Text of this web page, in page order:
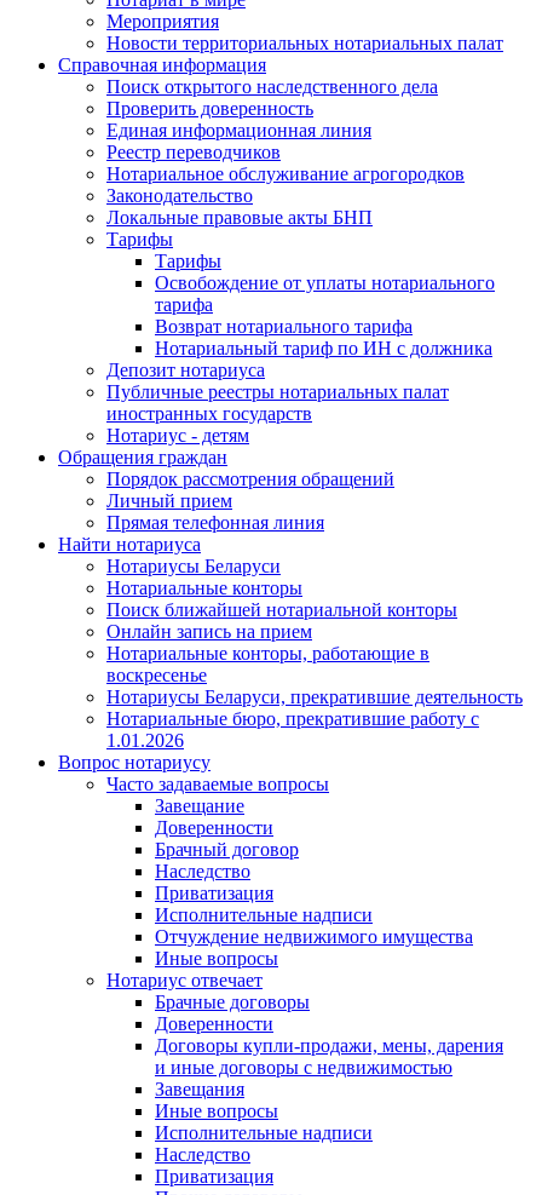
Мероприятия
Новости территориальных нотариальных палат
Справочная информация
Поиск открытого наследственного дела
Проверить доверенность
Единая информационная линия
Реестр переводчиков
Нотариальное обслуживание агрогородков
Законодательство
Локальные правовые акты БНП
Тарифы
Тарифы
Освобождение от уплаты нотариального
тарифа
Возврат нотариального тарифа
Нотариальный тариф по ИН с должника
Депозит нотариуса
Публичные реестры нотариальных палат
иностранных государств
Нотариус - детям
Обращения граждан
Порядок рассмотрения обращений
Личный прием
Прямая телефонная линия
Найти нотариуса
Нотариусы Беларуси
Нотариальные конторы
Поиск ближайшей нотариальной конторы
Онлайн запись на прием
Нотариальные конторы, работающие в
воскресенье
Нотариусы Беларуси, прекратившие деятельность
Нотариальные бюро, прекратившие работу с
1.01.2026
Вопрос нотариусу
Часто задаваемые вопросы
Завещание
Доверенности
Брачный договор
Наследство
Приватизация
Исполнительные надписи
Отчуждение недвижимого имущества
Иные вопросы
Нотариус отвечает
Брачные договоры
Доверенности
Договоры купли-продажи, мены, дарения
и иные договоры с недвижимостью
Завещания
Иные вопросы
Исполнительные надписи
Наследство
Приватизация